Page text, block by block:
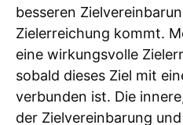
besseren
Zielerreichung kommt.
eine wirkungsvolle
sobald dieses Ziel mit
verbunden ist. Die
der Zielvereinbarung